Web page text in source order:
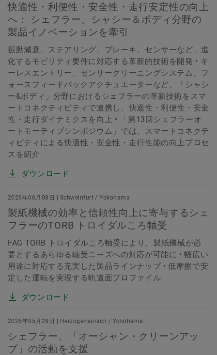
快適性・利便性・安全性・走行安定性の向上
へ： シェフラー、シャシー＆ボディ分野の
製品イノベーションを牽引
振動減衰、ステアリング、ブレーキ、センサーなど、進
化するモビリティ要件に対応する革新的技術を開発 • キ
ーレスエントリー、センサークリーニングシステム、フ
ォースフィードバックアクチュエーターなど、「シャシ
ー&ボディ」分野におけるシェフラーの革新技術をスマ
ートコネクティビティで連携し、快適性・利便性・安全
性・走行ダイナミクスを向上 • 「第13回シェフラーオ
ートモーティブシンポジウム」では、スマートコネクテ
ィビティによる快適性・安全性・走行性能の向上プロセ
スを紹介
ダウンロード
2026年06月08日 | Schweinfurt / Yokohama
製紙機械の効率と信頼性向上に寄与するシェ
フラーのTORB トロイダルころ軸受
FAG TORB トロイダルころ軸受により、製紙機械が必
要とするあらゆる軸受ニーズへの対応が可能に • 幅広い
用途に対応する充実した製品ラインナップ • 低摩擦で安
定した運転を実現する軌道面プロファイル
ダウンロード
2026年05月29日 | Herzogenaurach / Yokohama
シェフラー、「オーシャン・クリーンアッ
プ」の活動を支援